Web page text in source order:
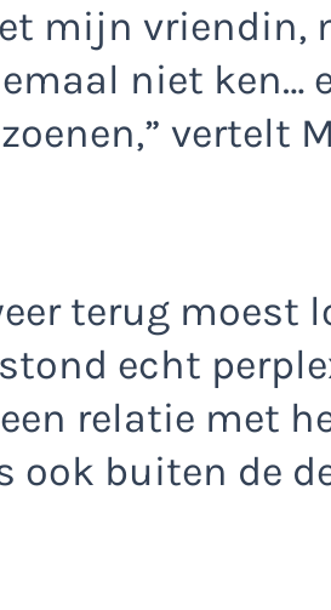
mijn vriendin,
niet ken…
vertelt
terug moest
echt
relatie met
buiten de